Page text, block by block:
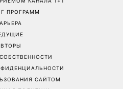
дорого и подходит ко
всему